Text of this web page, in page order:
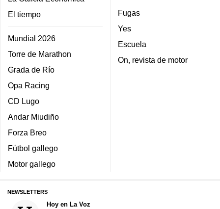
El tiempo
Mundial 2026
Torre de Marathon
Grada de Río
Opa Racing
CD Lugo
Andar Miudiño
Forza Breo
Fútbol gallego
Motor gallego
Fugas
Yes
Escuela
On, revista de motor
NEWSLETTERS
Hoy en La Voz